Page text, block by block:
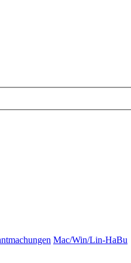
Mac/Win/Lin-HaBu